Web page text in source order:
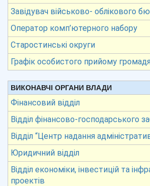
Завідувач військово- облікового
Оператор комп’ютерного набору
Старостинські округи
Графік особистого прийому
ВИКОНАВЧІ ОРГАНИ ВЛАДИ
Фінансовий відділ
Відділ фінансово-господарського
Відділ “Центр надання
Юридичний відділ
Відділ економіки, інвестицій та
проектів